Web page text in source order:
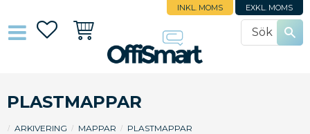
INKL. MOMS EXKL. MOMS
FavoriterKundvagn
PLASTMAPPAR
ARKIVERING MAPPAR PLASTMAPPAR